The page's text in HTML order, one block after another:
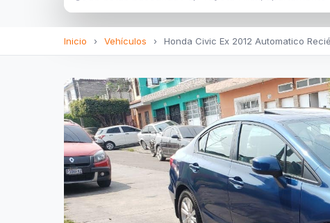
Inicio › Vehículos › Honda Civic Ex 2012 Automatico